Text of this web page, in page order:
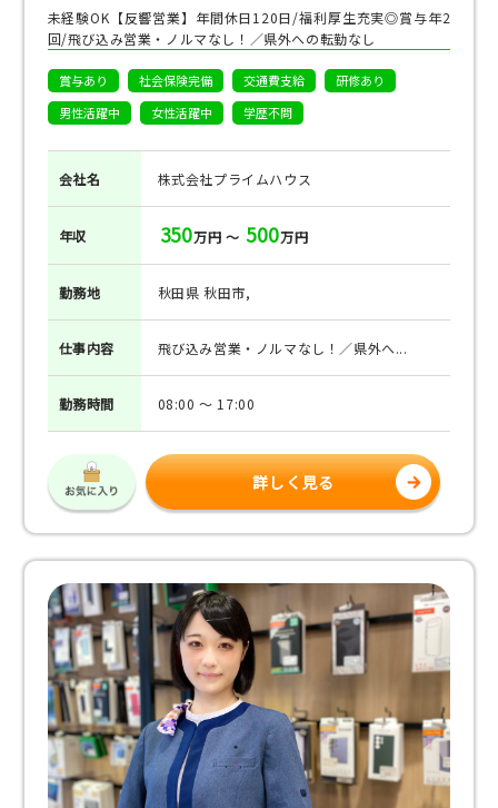
未経験OK【反響営業】年間休日120日/福利厚生充実◎賞与年2
回/飛び込み営業・ノルマなし！／県外への転勤なし
賞与あり 社会保険完備 交通費支給
研修あり
男性活躍中
女性活躍中 学歴不問
会社名 株式会社プライムハウス
年収 350万円 ～ 500万円
勤務地 秋田県 秋田市,
仕事内容 飛び込み営業・ノルマなし！／県外へ...
勤務時間 08:00 ～ 17:00
詳しく見る